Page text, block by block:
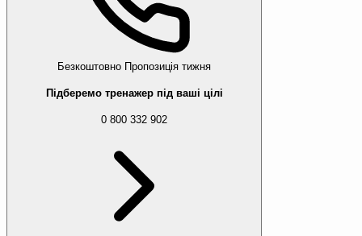
Безкоштовно Пропозиція тижня
Підберемо тренажер під ваші цілі
0 800 332 902